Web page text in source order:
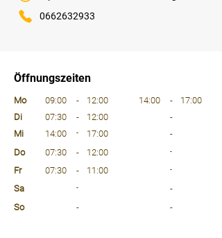
0662632933
Öffnungszeiten
Mo
09:00 - 12:00 14:00 -
17:00
Di
07:30 - 12:00
-
Mi
14:00 - 17:00
-
Do
07:30 - 12:00 -
Fr 07:30 - 11:00 -
Sa -
-
So
-
-